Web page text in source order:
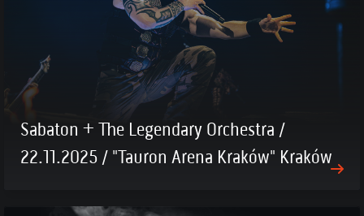
Sabaton + The Legendary Orchestra /
22.11.2025 / "Tauron Arena Kraków" Kraków